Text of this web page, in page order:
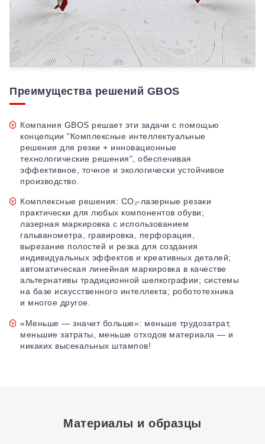
Преимущества решений GBOS
Компания GBOS решает эти задачи с помощью
концепции "Комплексные интеллектуальные
решения для резки + инновационные
технологические решения", обеспечивая
эффективное, точное и экологически устойчивое
производство.
Комплексные решения: CO₂-лазерные резаки
практически для любых компонентов обуви;
лазерная маркировка с использованием
гальванометра, гравировка, перфорация,
вырезание полостей и резка для создания
индивидуальных эффектов и креативных деталей;
автоматическая линейная маркировка в качестве
альтернативы традиционной шелкографии; системы
на базе искусственного интеллекта; робототехника
и многое другое.
«Меньше — значит больше»: меньше трудозатрат,
меньшие затраты, меньше отходов материала — и
никаких высекальных штампов!
Материалы и образцы